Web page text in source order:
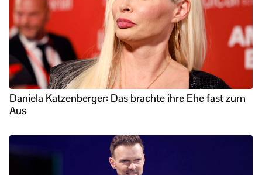
Daniela Katzenberger: Das brachte ihre Ehe fast zum
Aus